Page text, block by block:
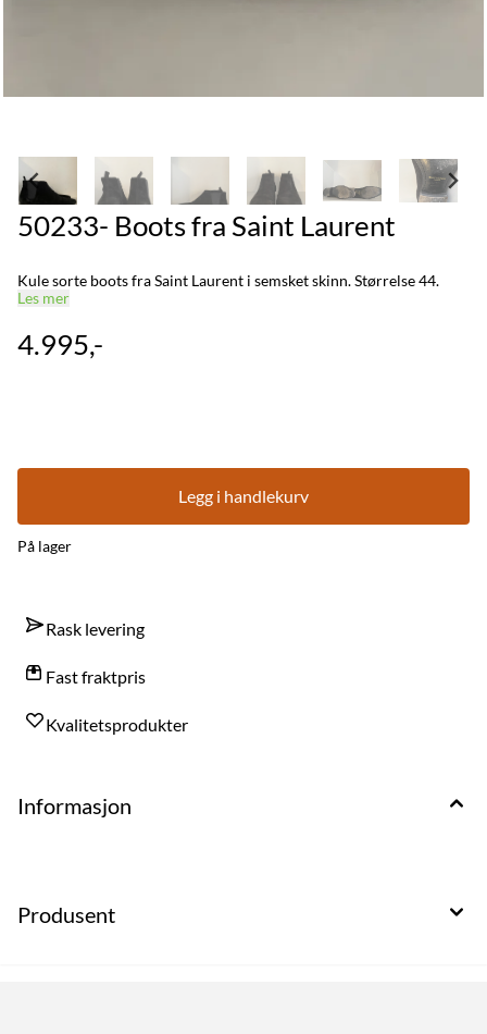
50233- Boots fra Saint Laurent
Kule sorte boots fra Saint Laurent i semsket skinn. Størrelse 44.
Les mer
4.995,-
Legg i handlekurv
På lager
Rask levering
Fast fraktpris
Kvalitetsprodukter
Informasjon
Produsent